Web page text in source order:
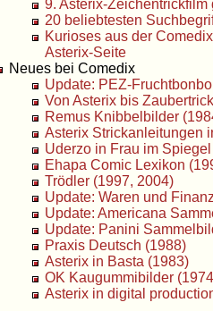
9. Asterix-Zeichentrickfilm
20 beliebtesten
Kurioses aus der
Asterix-Seite
Neues bei Comedix
Update: PEZ-
Von Asterix bis
Remus Knibbelbilder
Asterix Strickanleitungen
Uderzo in Frau im
Ehapa Comic Lexikon
Trödler (1997, 2004)
Update: Waren und
Update: Americana
Update: Panini
Praxis Deutsch (1988)
Asterix in Basta (1983)
OK Kaugummibilder
Asterix in digital